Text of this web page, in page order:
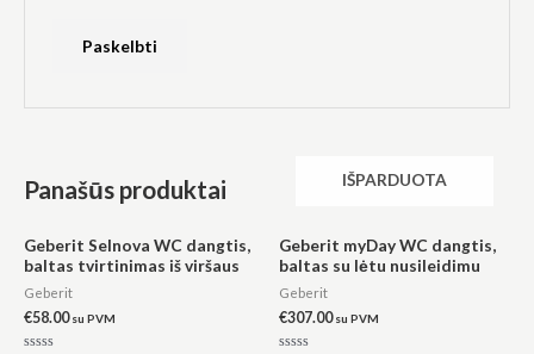
Panašūs produktai
Geberit Selnova WC dangtis,
baltas tvirtinimas iš viršaus
Geberit
€58.00 su PVM
IŠPARDUOTA
Geberit myDay WC dangtis,
baltas su lėtu nusileidimu
Geberit
€307.00 su PVM